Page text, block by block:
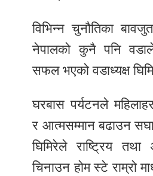
विभिन्न चुनौतिका
नेपालको कुनै पनि
सफल भएको वडाध्यक्ष
घरबास पर्यटनले
र आत्मसम्मान बढाउन
घिमिरेले राष्ट्रिय तथा
चिनाउन होम स्टे राम्रो